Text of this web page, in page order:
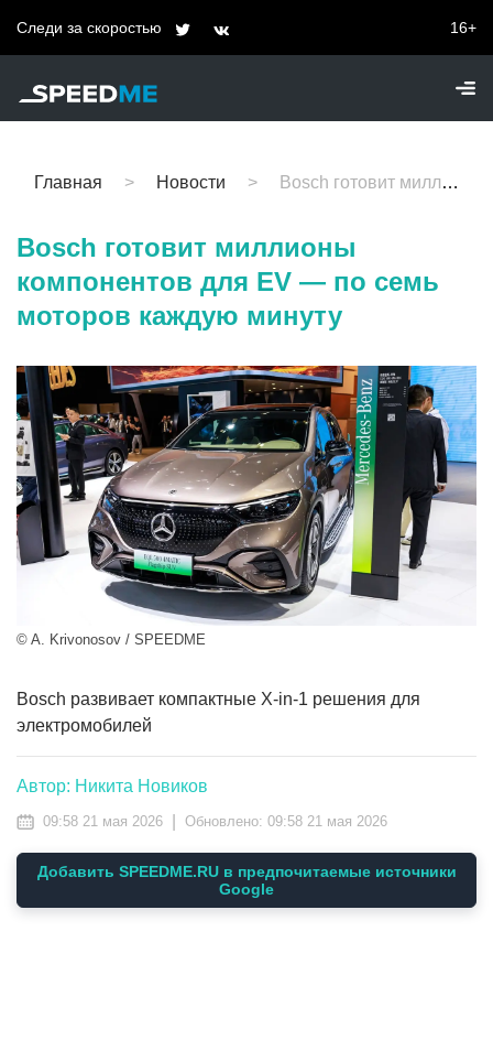
Следи за скоростью 16+
Главная Новости Bosch готовит миллионы компонентов для EV — по семь моторов каждую минуту
Bosch готовит миллионы
компонентов для EV — по семь
моторов каждую минуту
© A. Krivonosov / SPEEDME
Bosch развивает компактные X-in-1 решения для
электромобилей
Автор: Никита Новиков
09:58 21 мая 2026 Обновлено: 09:58 21 мая 2026
Добавить SPEEDME.RU в предпочитаемые источники
Google